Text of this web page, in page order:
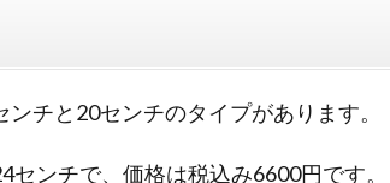
チと20センチのタイプがあります。
センチで、価格は税込み6600円です